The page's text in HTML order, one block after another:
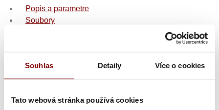
Souhlas Detaily Více o cookies
Tato webová stránka používá cookies
Popis a parametre
Soubory
damska aj pánska svetlo hnedá
antistatická pracovná obuv